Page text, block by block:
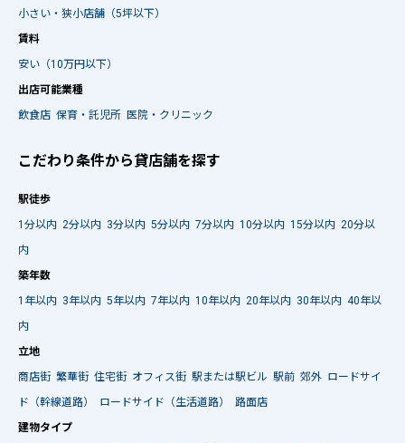
小さい・狭小店舗（5坪以下）
賃料
安い（10万円以下）
出店可能業種
飲食店 保育・託児所 医院・クリニック
こだわり条件から貸店舗を探す
駅徒歩
1分以内 2分以内 3分以内 5分以内 7分以内 10分以内 15分以内 20分以
内
築年数
1年以内 3年以内 5年以内 7年以内 10年以内 20年以内 30年以内 40年以
内
立地
商店街 繁華街 住宅街 オフィス街 駅または駅ビル 駅前 郊外 ロードサイ
ド（幹線道路）
ロードサイド（生活道路）
路面店
建物タイプ